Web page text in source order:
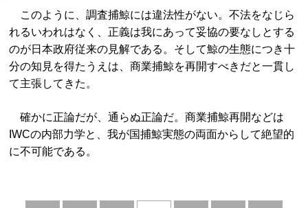
このように、調査捕鯨には違法性がない。不法をなじら
れるいわれはなく、正義は我にあって妥協の要なしとする
のが日本政府従来の見解である。そして鯨の生態につき十
分の知見を得たうえは、商業捕鯨を再開すべきだと一貫し
て主張してきた。
確かに正論だが、通らぬ正論だ。商業捕鯨再開などは
IWCの内部力学と、我が国捕鯨実態の両面からして絶望的
に不可能である。